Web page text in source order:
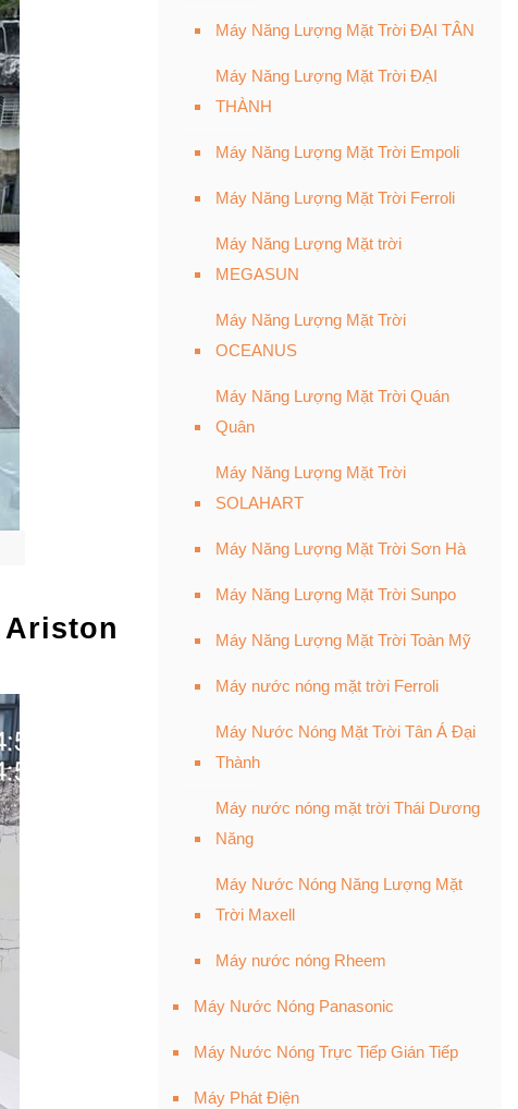
Máy Năng Lượng Mặt Trời ĐẠI TÂN
Máy Năng Lượng Mặt Trời ĐẠI
THÀNH
Máy Năng Lượng Mặt Trời Empoli
Máy Năng Lượng Mặt Trời Ferroli
Máy Năng Lượng Mặt trời
MEGASUN
Máy Năng Lượng Mặt Trời
OCEANUS
Máy Năng Lượng Mặt Trời Quán
Quân
Máy Năng Lượng Mặt Trời
SOLAHART
Máy Năng Lượng Mặt Trời Sơn Hà
Máy Năng Lượng Mặt Trời Sunpo
Máy Năng Lượng Mặt Trời Toàn Mỹ
Máy nước nóng mặt trời Ferroli
Máy Nước Nóng Mặt Trời Tân Á Đại
Thành
Máy nước nóng mặt trời Thái Dương
Năng
Máy Nước Nóng Năng Lượng Mặt
Trời Maxell
Máy nước nóng Rheem
Máy Nước Nóng Panasonic
Máy Nước Nóng Trực Tiếp Gián Tiếp
Máy Phát Điện